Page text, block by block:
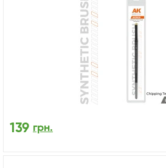
139 грн.